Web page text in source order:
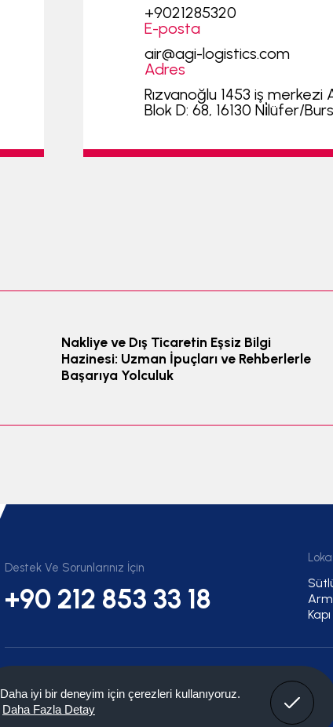
Daha iyi bir deneyim için çerezleri kullanıyoruz.
Daha Fazla Detay
Anladım!
+9021285320
E-posta
air@agi-logistics.com
Adres
Rızvanoğlu 1453 iş merkezi
Blok D: 68, 16130 Ni̇lüfer/
Nakliye ve Dış Ticaretin Eşsiz Bilgi
Hazinesi: Uzman İpuçları ve Rehberlerle
Başarıya Yolculuk
Destek Ve Sorunlarınız İçin
+90 212 853 33 18